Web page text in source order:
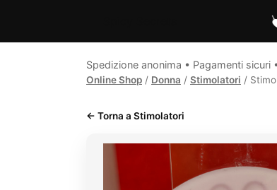
Spedizione anonima • Pagamenti sicuri
Online Shop / Donna / Stimolatori /
← Torna a Stimolatori